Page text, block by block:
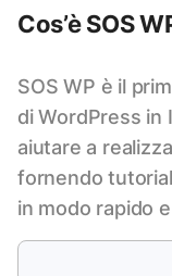
Cos’è SOS
SOS WP è il
di WordPress in
aiutare a
fornendo
in modo rapido